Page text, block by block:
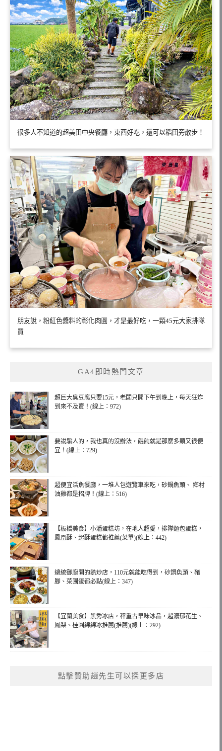
很多人不知道的超美田中央餐廳，東西好吃，還可以稻田旁散步！
朋友說，粉紅色醬料的彰化肉圓，才是最好吃，一顆45元大家排隊
買
GA4即時熱門文章
超巨大臭豆腐只要15元，老闆只開下午到晚上，每天狂炸
到來不及賣！(線上：972)
要說騙人的，我也真的沒辦法，餛飩就是那麼多顆又很便
宜！(線上：729)
超便宜活魚餐廳，一堆人包遊覽車來吃，砂鍋魚頭、 鄉村
油雞都是招牌！(線上：516)
【板橋美食】小潘蛋糕坊，在地人超愛，排隊麵包蛋糕，
鳳凰酥、起酥蛋糕都推薦(菜單)(線上：442)
總統御廚開的熱炒店，110元就能吃得到，砂鍋魚頭、豬
腳、菜圃蛋都必點(線上：347)
【宜蘭美食】黑秀冰店，秤重古早味冰品，超濃郁花生、
鳳梨、桂圓綿綿冰推薦(推薦)(線上：292)
點擊贊助趙先生可以探更多店